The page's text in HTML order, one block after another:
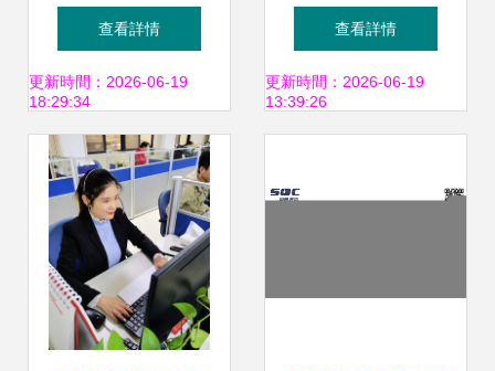
JST1話務耳機入手
指南
查看詳情
更新時間：2026-06-19
18:29:34
叫中心與卓越客服
榜單發布 業務外包
查看詳情
更新時間：2026-06-19
13:39:26